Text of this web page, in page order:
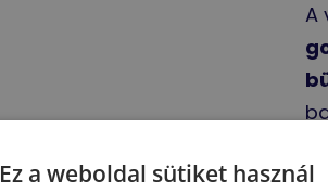
A
Ez a weboldal sütiket használ